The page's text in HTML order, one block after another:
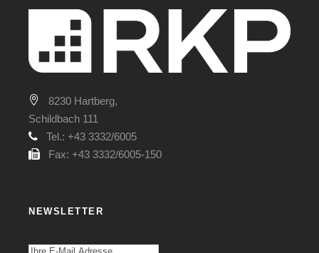
8230 Hartberg,
Schildbach 111
Tel.: +43 3332/6005
Fax: +43 3332/6005-150
NEWSLETTER